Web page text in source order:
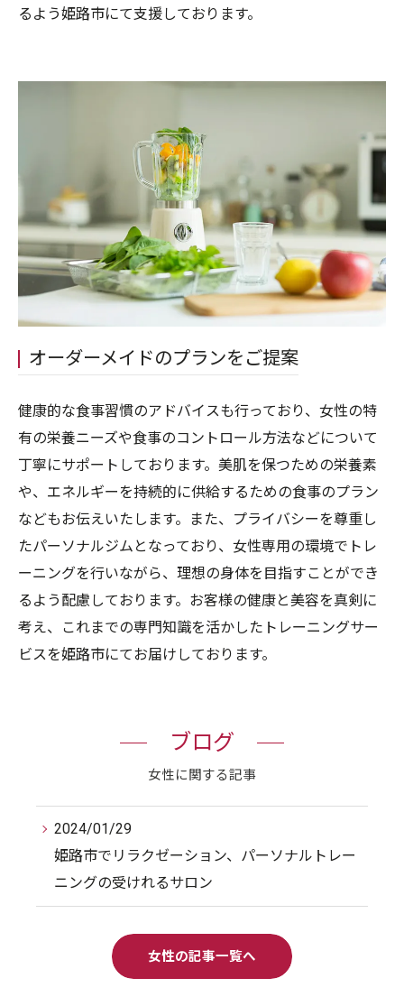
るよう姫路市にて支援しております。
オーダーメイドのプランをご提案
健康的な食事習慣のアドバイスも行っており、女性の特
有の栄養ニーズや食事のコントロール方法などについて
丁寧にサポートしております。美肌を保つための栄養素
や、エネルギーを持続的に供給するための食事のプラン
などもお伝えいたします。また、プライバシーを尊重し
たパーソナルジムとなっており、女性専用の環境でトレ
ーニングを行いながら、理想の身体を目指すことができ
るよう配慮しております。お客様の健康と美容を真剣に
考え、これまでの専門知識を活かしたトレーニングサー
ビスを姫路市にてお届けしております。
ブログ
女性に関する記事
2024/01/29
姫路市でリラクゼーション、パーソナルトレー
ニングの受けれるサロン
女性の記事一覧へ